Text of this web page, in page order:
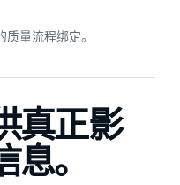
量流程绑定。
真正影
。